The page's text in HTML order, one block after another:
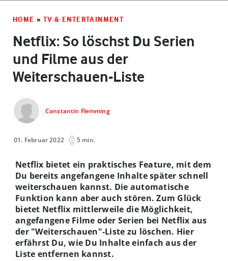
HOME » TV & ENTERTAINMENT
Netflix: So löschst Du Serien
und Filme aus der
Weiterschauen-Liste
Constantin Flemming
01. Februar 2022 5 min.
Netflix bietet ein praktisches Feature, mit dem
Du bereits angefangene Inhalte später schnell
weiterschauen kannst. Die automatische
Funktion kann aber auch stören. Zum Glück
bietet Netflix mittlerweile die Möglichkeit,
angefangene Filme oder Serien bei Netflix aus
der "Weiterschauen"-Liste zu löschen. Hier
erfährst Du, wie Du Inhalte einfach aus der
Liste entfernen kannst.